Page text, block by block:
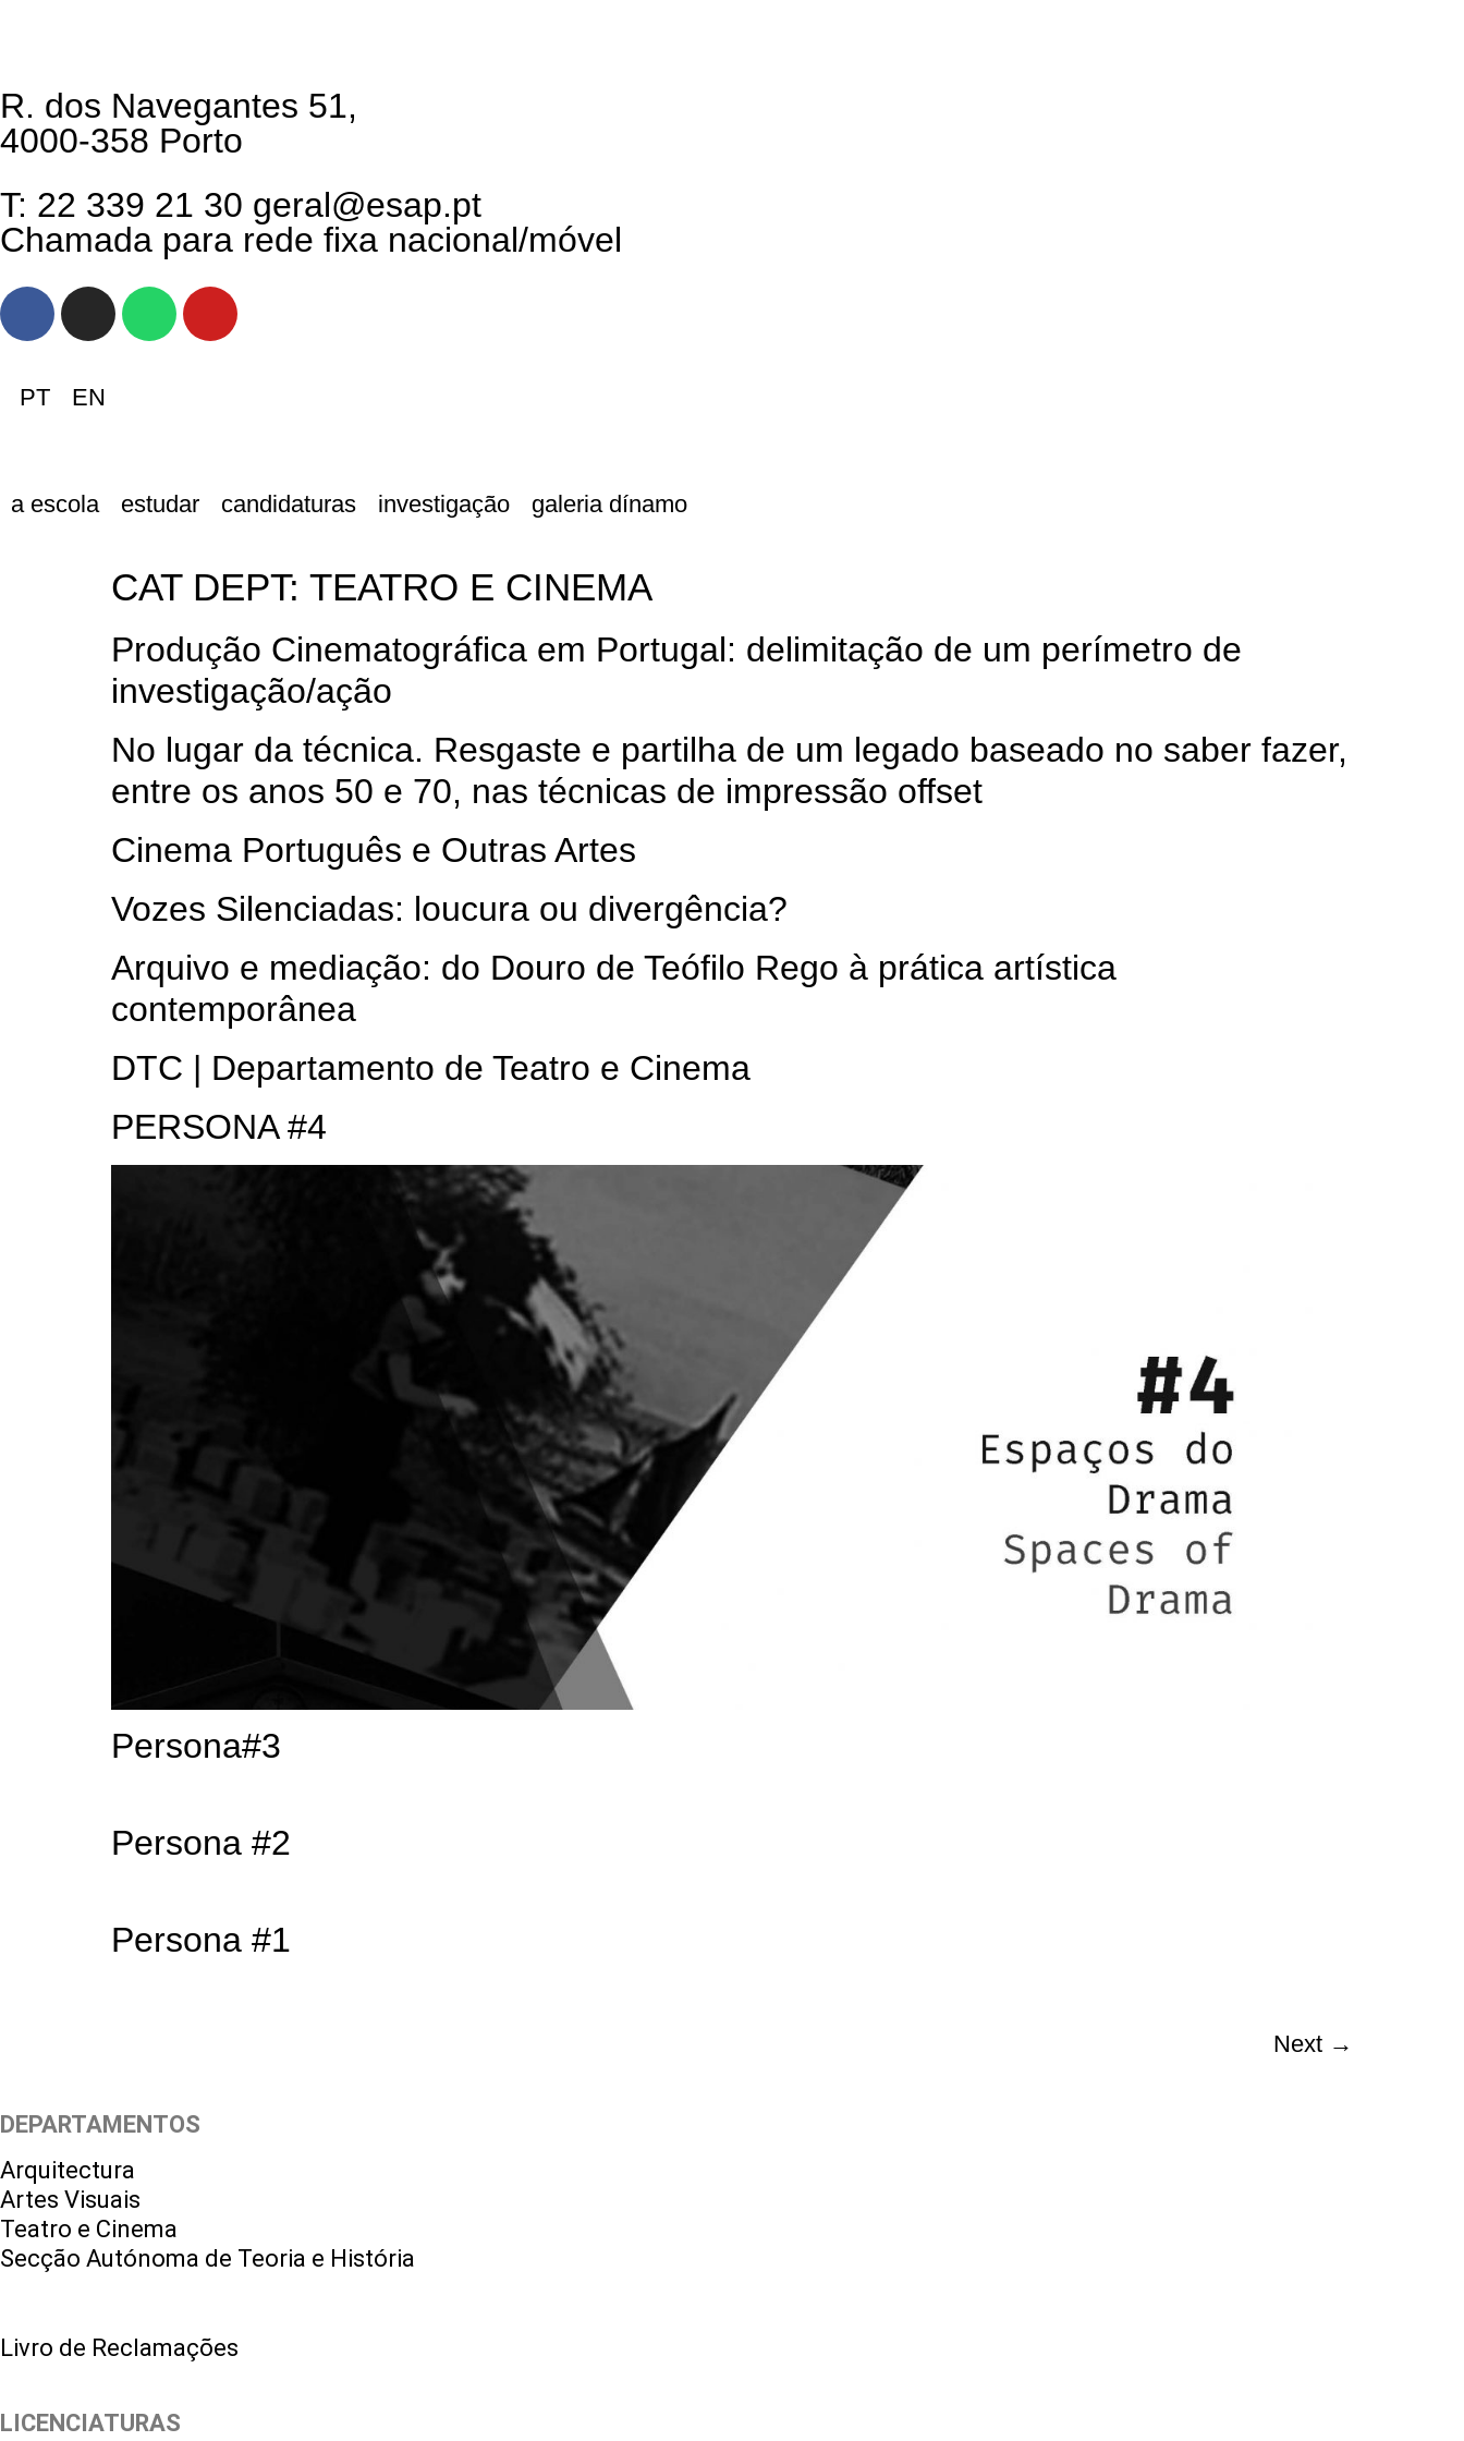
R. dos Navegantes 51,
4000-358 Porto
T: 22 339 21 30 geral@esap.pt
Chamada para rede fixa nacional/móvel
PT EN
a escola estudar candidaturas investigação galeria dínamo
CAT DEPT: TEATRO E CINEMA
Produção Cinematográfica em Portugal: delimitação de um perímetro de
investigação/ação
No lugar da técnica. Resgaste e partilha de um legado baseado no saber fazer,
entre os anos 50 e 70, nas técnicas de impressão offset
Cinema Português e Outras Artes
Vozes Silenciadas: loucura ou divergência?
Arquivo e mediação: do Douro de Teófilo Rego à prática artística
contemporânea
DTC | Departamento de Teatro e Cinema
PERSONA #4
Persona#3
Persona #2
Persona #1
Next →
DEPARTAMENTOS
Arquitectura
Artes Visuais
Teatro e Cinema
Secção Autónoma de Teoria e História
Livro de Reclamações
LICENCIATURAS